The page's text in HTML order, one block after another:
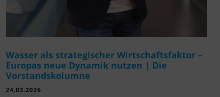
Wasser als strategischer Wirtschaftsfaktor –
Europas neue Dynamik nutzen | Die
Vorstandskolumne
24.03.2026